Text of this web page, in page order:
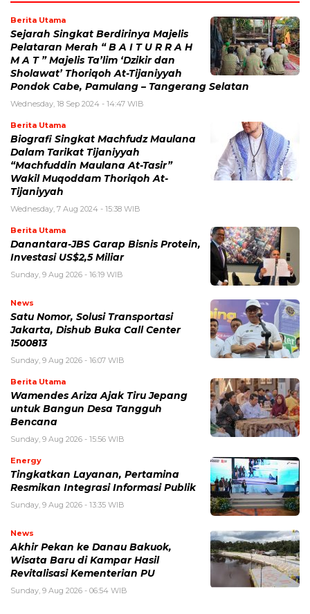
Berita Utama
Sejarah Singkat Berdirinya Majelis
Pelataran Merah “ B A I T U R R A H
M A T ” Majelis Ta’lim ‘Dzikir dan
Sholawat’ Thoriqoh At-Tijaniyyah
Pondok Cabe, Pamulang – Tangerang Selatan
Wednesday, 18 Sep 2024 - 14:47 WIB
Berita Utama
Biografi Singkat Machfudz Maulana
Dalam Tarikat Tijaniyyah
“Machfuddin Maulana At-Tasir”
Wakil Muqoddam Thoriqoh At-
Tijaniyyah
Wednesday, 7 Aug 2024 - 15:38 WIB
Berita Utama
Danantara-JBS Garap Bisnis Protein,
Investasi US$2,5 Miliar
Sunday, 9 Aug 2026 - 16:19 WIB
News
Satu Nomor, Solusi Transportasi
Jakarta, Dishub Buka Call Center
1500813
Sunday, 9 Aug 2026 - 16:07 WIB
Berita Utama
Wamendes Ariza Ajak Tiru Jepang
untuk Bangun Desa Tangguh
Bencana
Sunday, 9 Aug 2026 - 15:56 WIB
Energy
Tingkatkan Layanan, Pertamina
Resmikan Integrasi Informasi Publik
Sunday, 9 Aug 2026 - 13:35 WIB
News
Akhir Pekan ke Danau Bakuok,
Wisata Baru di Kampar Hasil
Revitalisasi Kementerian PU
Sunday, 9 Aug 2026 - 06:54 WIB